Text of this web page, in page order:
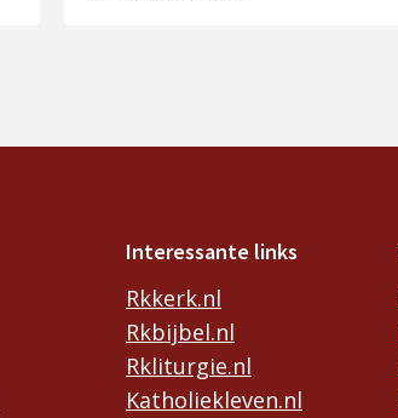
Interessante links
Rkkerk.nl
Rkbijbel.nl
Rkliturgie.nl
Katholiekleven.nl